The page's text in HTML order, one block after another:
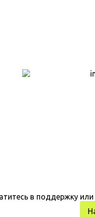
в поддержку